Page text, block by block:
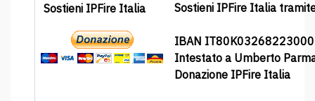
Sostieni IPFire Italia Sostieni IPFire Italia
IBAN
Intestato a Umberto
Donazione IPFire Italia